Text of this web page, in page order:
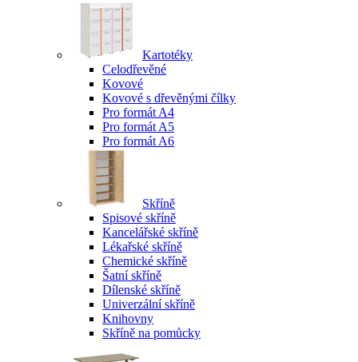
Kartotéky
Celodřevěné
Kovové
Kovové s dřevěnými čílky
Pro formát A4
Pro formát A5
Pro formát A6
Skříně
Spisové skříně
Kancelářské skříně
Lékařské skříně
Chemické skříně
Šatní skříně
Dílenské skříně
Univerzální skříně
Knihovny
Skříně na pomůcky